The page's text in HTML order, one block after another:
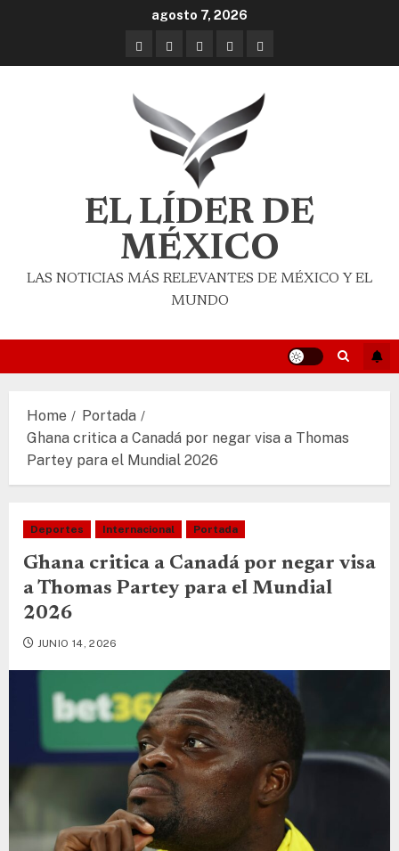
agosto 7, 2026
EL LÍDER DE
MÉXICO
LAS NOTICIAS MÁS RELEVANTES DE MÉXICO Y EL
MUNDO
Home
Portada
Ghana critica a Canadá por negar visa a Thomas
Partey para el Mundial 2026
Deportes Internacional Portada
Ghana critica a Canadá por negar visa
a Thomas Partey para el Mundial
2026
JUNIO 14, 2026